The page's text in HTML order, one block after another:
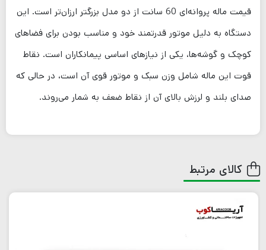
قیمت ماله پروانه‌ای 60 سانت از دو مدل بزرگتر ارزان‌تر است. این
دستگاه به دلیل موتور قدرتمند خود و مناسب بودن برای فضاهای
کوچک و گوشه‌ها، یکی از نیازهای اساسی پیمانکاران است. نقاط
قوت این ماله شامل وزن سبک و موتور قوی آن است، در حالی که
صدای بلند و لرزش بالای آن از نقاط ضعف به شمار می‌روند.
کالای مرتبط